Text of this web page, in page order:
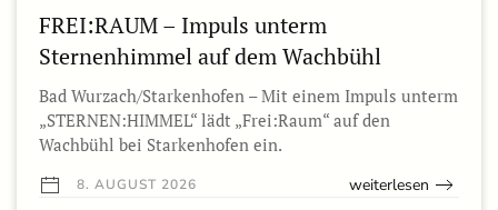
FREI:RAUM – Impuls unterm
Sternenhimmel auf dem Wachbühl
Bad Wurzach/Starkenhofen – Mit einem Impuls unterm
„STERNEN:HIMMEL“ lädt „Frei:Raum“ auf den
Wachbühl bei Starkenhofen ein.
8. AUGUST 2026 weiterlesen